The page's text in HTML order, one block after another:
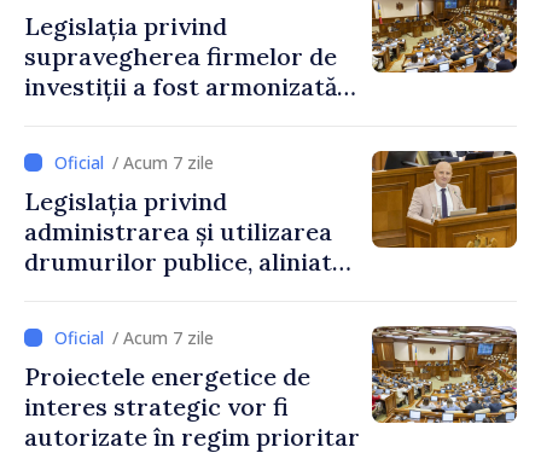
Legislația privind
supravegherea firmelor de
investiții a fost armonizată
/ Acum 7 zile
Legislația privind
administrarea și utilizarea
drumurilor publice, aliniată
/ Acum 7 zile
Proiectele energetice de
interes strategic vor fi
autorizate în regim prioritar